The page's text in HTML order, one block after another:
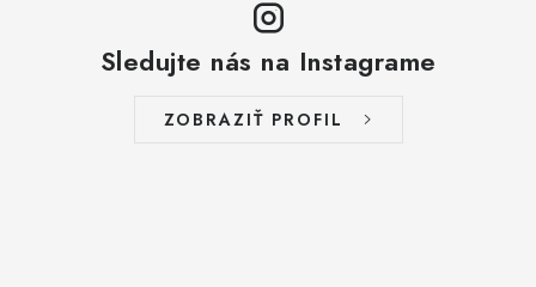
Sledujte nás na Instagrame
ZOBRAZIŤ PROFIL